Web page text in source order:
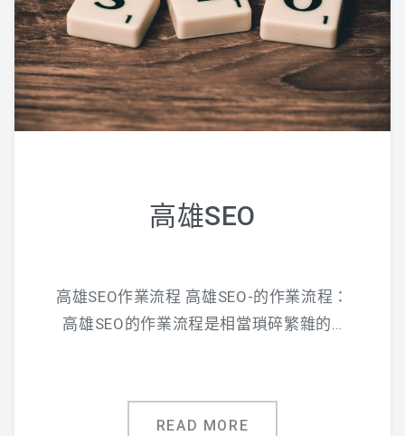
高雄SEO
高雄SEO作業流程 高雄SEO-的作業流程：
高雄SEO的作業流程是相當瑣碎繁雜的…
READ MORE